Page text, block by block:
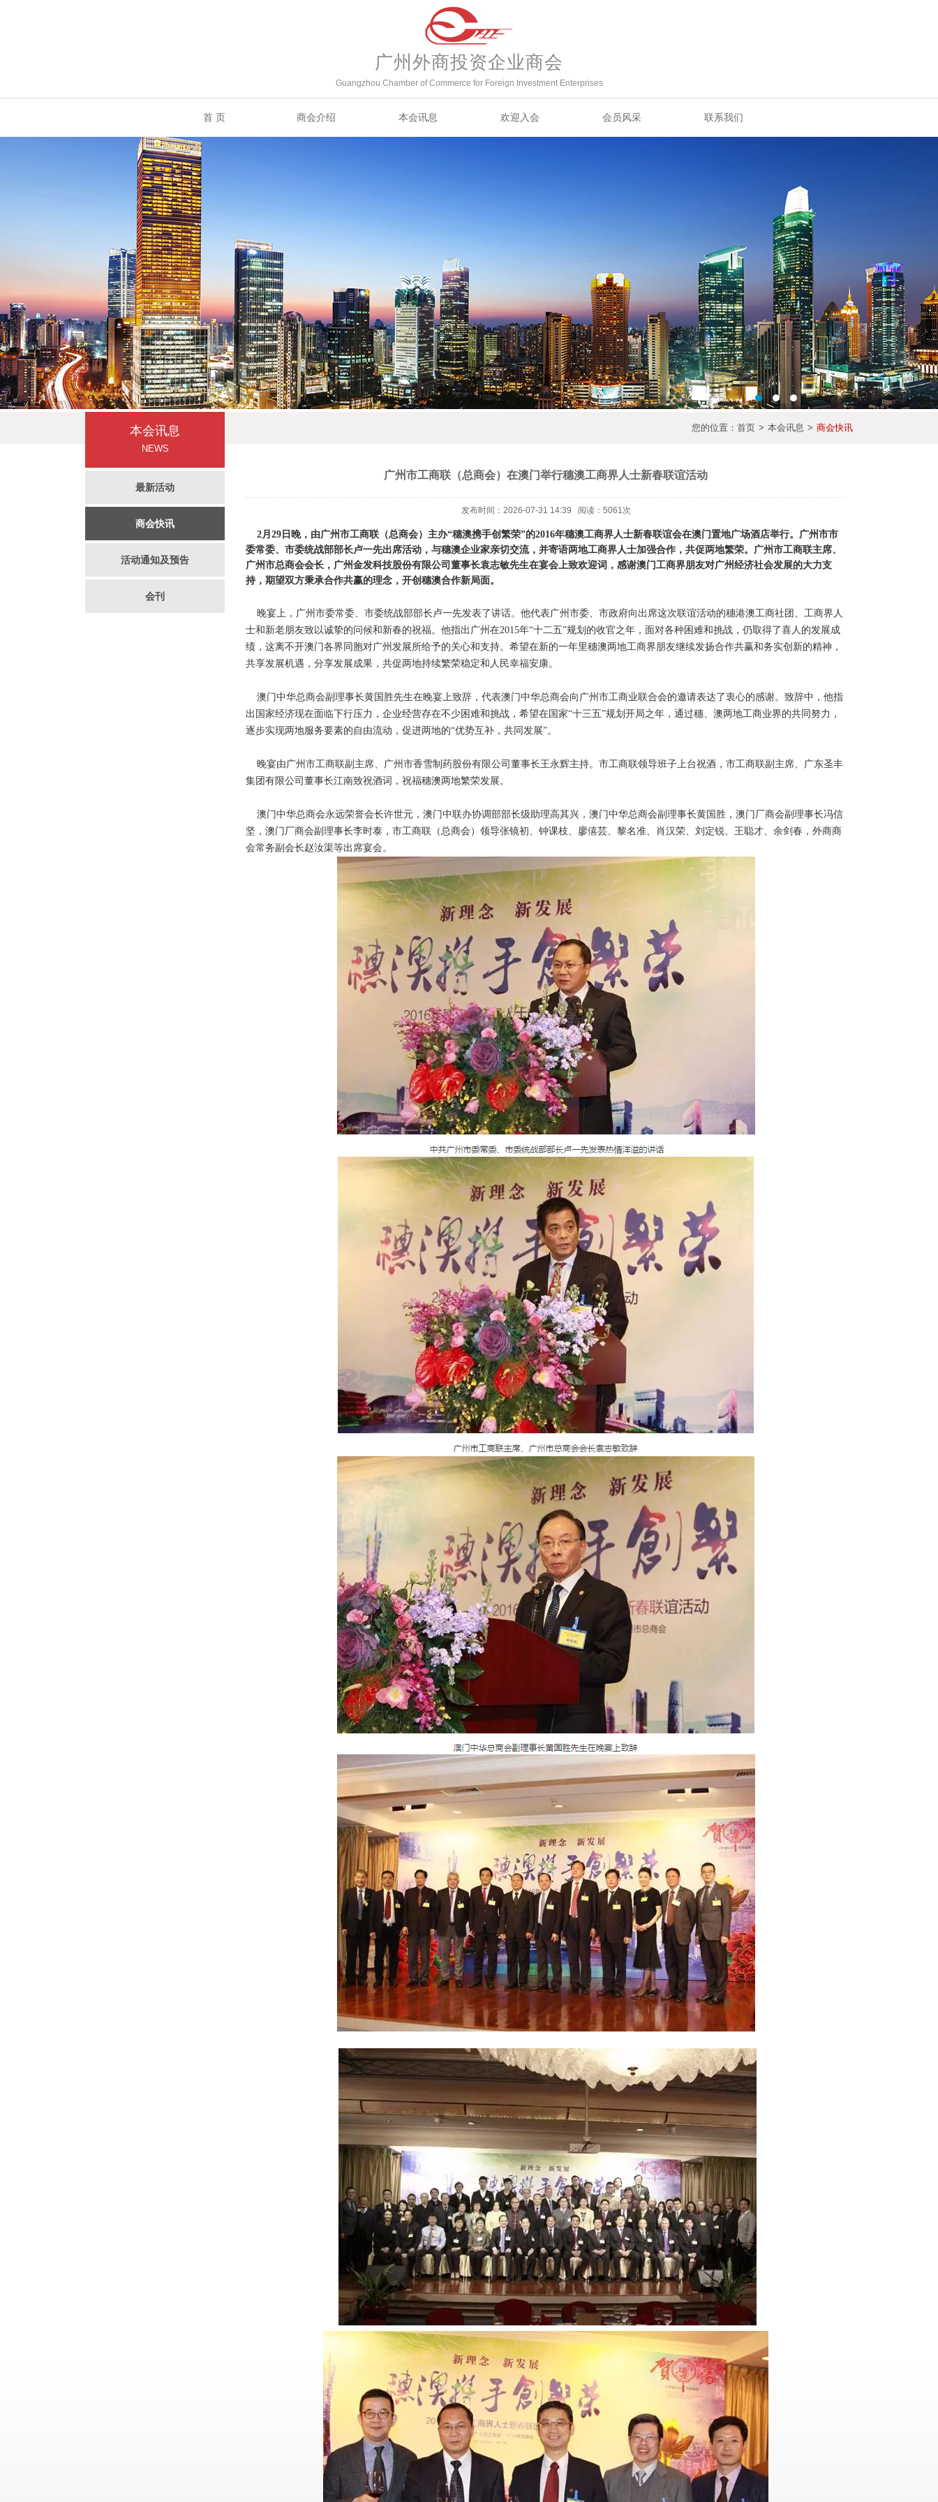
广州外商投资企业商会
Guangzhou Chamber of Commerce for Foreign Investment Enterprises
首 页 商会介绍 本会讯息 欢迎入会 会员风采 联系我们
您的位置： 首页 > 本会讯息 > 商会快讯
本会讯息
NEWS
最新活动
商会快讯
活动通知及预告
会刊
广州市工商联（总商会）在澳门举行穗澳工商界人士新春联谊活动
发布时间：2026-07-31 14:39 阅读：5061次
2月29日晚，由广州市工商联（总商会）主办“穗澳携手创繁荣”的2016年穗澳工商界人士新春联谊会在澳门置地广场酒店举行。广州市市
委常委、市委统战部部长卢一先出席活动，与穗澳企业家亲切交流，并寄语两地工商界人士加强合作，共促两地繁荣。广州市工商联主席、
广州市总商会会长，广州金发科技股份有限公司董事长袁志敏先生在宴会上致欢迎词，感谢澳门工商界朋友对广州经济社会发展的大力支
持，期望双方秉承合作共赢的理念，开创穗澳合作新局面。
晚宴上，广州市委常委、市委统战部部长卢一先发表了讲话。他代表广州市委、市政府向出席这次联谊活动的穗港澳工商社团、工商界人
士和新老朋友致以诚挚的问候和新春的祝福。他指出广州在2015年“十二五”规划的收官之年，面对各种困难和挑战，仍取得了喜人的发展成
绩，这离不开澳门各界同胞对广州发展所给予的关心和支持。希望在新的一年里穗澳两地工商界朋友继续发扬合作共赢和务实创新的精神，
共享发展机遇，分享发展成果，共促两地持续繁荣稳定和人民幸福安康。
澳门中华总商会副理事长黄国胜先生在晚宴上致辞，代表澳门中华总商会向广州市工商业联合会的邀请表达了衷心的感谢。致辞中，他指
出国家经济现在面临下行压力，企业经营存在不少困难和挑战，希望在国家“十三五”规划开局之年，通过穗、澳两地工商业界的共同努力，
逐步实现两地服务要素的自由流动，促进两地的“优势互补，共同发展”。
晚宴由广州市工商联副主席、广州市香雪制药股份有限公司董事长王永辉主持。市工商联领导班子上台祝酒，市工商联副主席、广东圣丰
集团有限公司董事长江南致祝酒词，祝福穗澳两地繁荣发展。
澳门中华总商会永远荣誉会长许世元，澳门中联办协调部部长级助理高其兴，澳门中华总商会副理事长黄国胜，澳门厂商会副理事长冯信
坚，澳门厂商会副理事长李时泰，市工商联（总商会）领导张镜初、钟课枝、廖僖芸、黎名准、肖汉荣、刘定锐、王聪才、余剑春，外商商
会常务副会长赵汝渠等出席宴会。